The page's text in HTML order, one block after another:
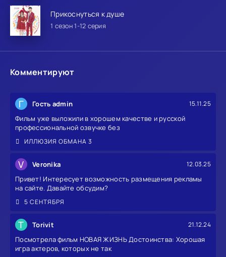
Прикоснуться к душе
1 сезон 1-12 серия
Комментируют
Г Гость admin 15.11.25
Фильм уже выложили в хорошем качестве и русской
профессиональной озвучке без
ИЛЛЮЗИЯ ОБМАНА 3
V Veronika 12.03.25
Привет! Интересует возможность размещения рекламы
на сайте. Давайте обсудим?
5 СЕНТЯБРЯ
T Torivit 21.12.24
Посмотрела фильм НОВАЯ ЖИЗНЬ Достоинства: Хорошая
игра актеров, которых не так